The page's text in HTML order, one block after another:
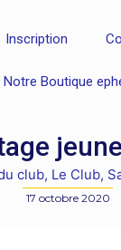
Inscription
Notre Boutique
club, Le Club,
17 octobre 2020